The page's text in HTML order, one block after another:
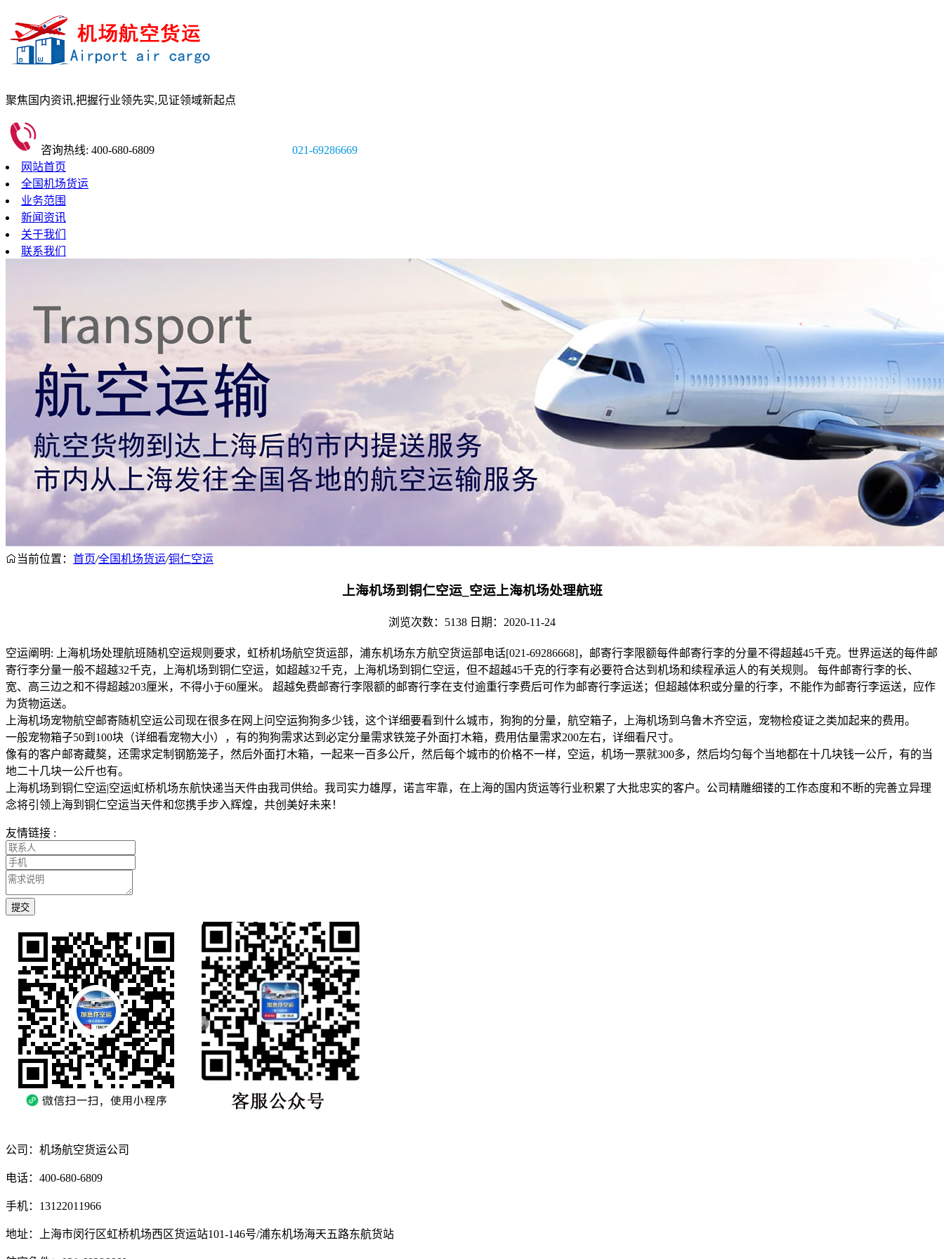
聚焦国内资讯,把握行业领先实,见证领域新起点
咨询热线: 400-680-6809
021-69286669
网站首页
全国机场货运
业务范围
新闻资讯
关于我们
联系我们
当前位置： 首页/全国机场货运/铜仁空运
上海机场到铜仁空运_空运上海机场处理航班
浏览次数：5138 日期：2020-11-24
空运阐明: 上海机场处理航班随机空运规则要求，虹桥机场航空货运部，浦东机场东方航空货运部电话[021-69286668]，邮寄行李限额每件邮寄行李的分量不得超越45千克。世界运送的每件邮
寄行李分量一般不超越32千克，上海机场到铜仁空运，如超越32千克，上海机场到铜仁空运，但不超越45千克的行李有必要符合达到机场和续程承运人的有关规则。 每件邮寄行李的长、
宽、高三边之和不得超越203厘米，不得小于60厘米。 超越免费邮寄行李限额的邮寄行李在支付逾重行李费后可作为邮寄行李运送；但超越体积或分量的行李，不能作为邮寄行李运送，应作
为货物运送。
上海机场宠物航空邮寄随机空运公司现在很多在网上问空运狗狗多少钱，这个详细要看到什么城市，狗狗的分量，航空箱子，上海机场到乌鲁木齐空运，宠物检疫证之类加起来的费用。
一般宠物箱子50到100块（详细看宠物大小），有的狗狗需求达到必定分量需求铁笼子外面打木箱，费用估量需求200左右，详细看尺寸。
像有的客户邮寄藏獒，还需求定制钢筋笼子，然后外面打木箱，一起来一百多公斤，然后每个城市的价格不一样，空运，机场一票就300多，然后均匀每个当地都在十几块钱一公斤，有的当
地二十几块一公斤也有。
上海机场到铜仁空运|空运|虹桥机场东航快递当天件由我司供给。我司实力雄厚，诺言牢靠，在上海的国内货运等行业积累了大批忠实的客户。公司精雕细镂的工作态度和不断的完善立异理
念将引领上海到铜仁空运当天件和您携手步入辉煌，共创美好未来！
友情链接 :
提交
公司：机场航空货运公司
电话：400-680-6809
手机：13122011966
地址：上海市闵行区虹桥机场西区货运站101-146号/浦东机场海天五路东航货站